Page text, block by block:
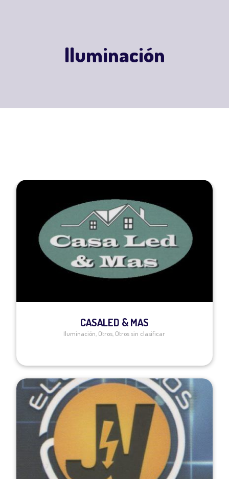
Iluminación
CASALED & MAS
Iluminación, Otros, Otros sin clasificar